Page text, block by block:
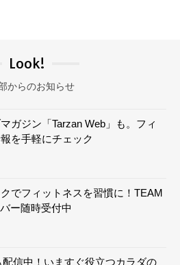
Look!
からのお知らせ
ガジン「Tarzan Web」も。フィ
を手軽にチェック
でフィットネスを習慣に！TEAM
ー随時受付中
信中！いますぐ役立つカラダの